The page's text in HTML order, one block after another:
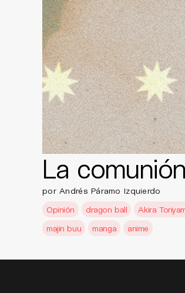
La
por Andrés Páramo Izquierdo
Opinión
dragon ball Akira
majin buu
manga anime